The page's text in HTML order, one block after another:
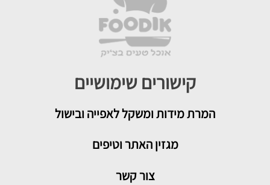
קישורים שימושיים
המרת מידות ומשקל לאפייה ובישול
מגזין האתר וטיפים
צור קשר